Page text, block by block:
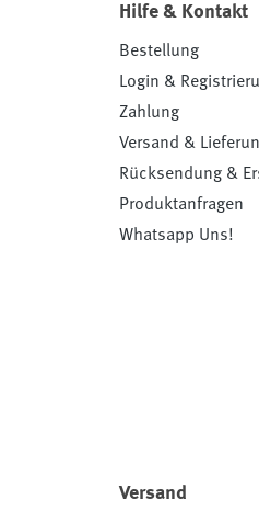
Hilfe & Kontakt
Bestellung
Login &
Zahlung
Versand &
Rücksendung &
Produktanfragen
Whatsapp Uns!
Versand